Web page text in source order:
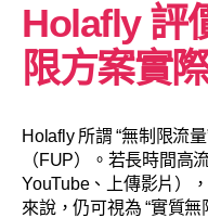
Holafly 評
限方案實
Holafly 所謂 “無制限流
（FUP）。若長時間高
YouTube、上傳影片）
來說，仍可視為 “實質無